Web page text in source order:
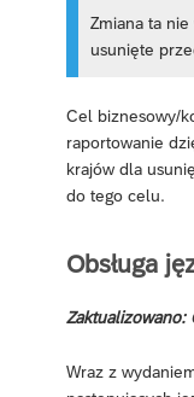
Zmiana ta
usunięte
Cel biznesowy/
raportowanie
krajów dla
do tego celu.
Obsługa
Zaktualizowano:
Wraz z